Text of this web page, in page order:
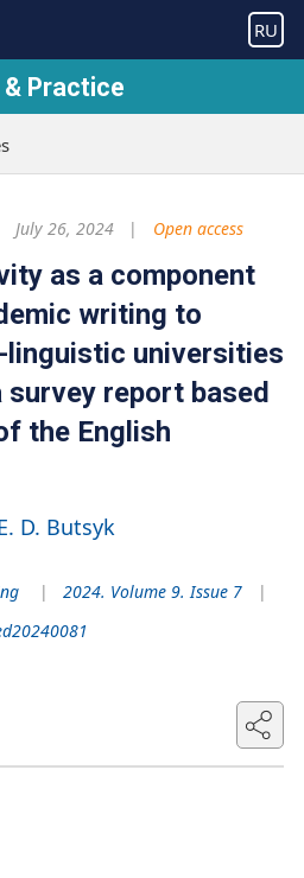
RU
& Practice
July 26, 2024 Open access
as a component
writing to
universities
report based
the English
D. Butsyk
2024. Volume 9. Issue 7